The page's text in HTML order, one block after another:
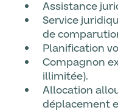
Assistance
Service
de
Planification
Compagnon
illimitée).
Allocation
déplacement